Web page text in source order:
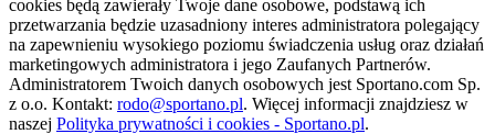
cookies będą zawierały Twoje dane osobowe, podstawą ich
przetwarzania będzie uzasadniony interes administratora polegający
na zapewnieniu wysokiego poziomu świadczenia usług oraz działań
marketingowych administratora i jego Zaufanych Partnerów.
Administratorem Twoich danych osobowych jest Sportano.com Sp.
z o.o. Kontakt: rodo@sportano.pl. Więcej informacji znajdziesz w
naszej Polityka prywatności i cookies - Sportano.pl.